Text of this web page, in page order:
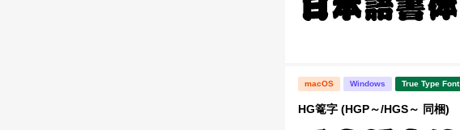
macOS Windows True Type Font
HG篭字 (HGP～/HGS～ 同梱)